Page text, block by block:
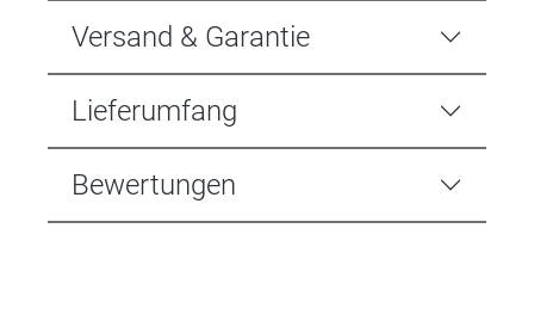
Versand & Garantie
Lieferumfang
Bewertungen